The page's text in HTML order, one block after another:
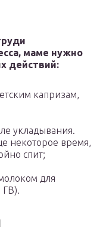
маме нужно
действий:
капризам,
укладывания.
некоторое время,
спит;
для
ГВ).